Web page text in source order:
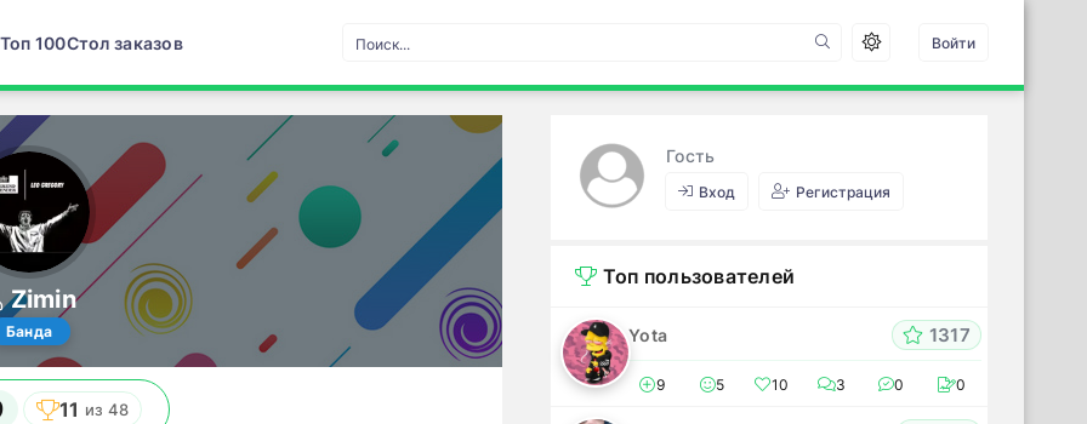
Топ 100Стол заказов Войти
Zimin
Банда
11 из 48
Гость
Вход Регистрация
Топ пользователей
Yota 1317
9 5 10 3 0 0